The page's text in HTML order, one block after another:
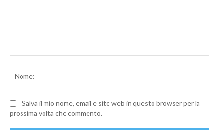
Salva il mio nome, email e sito web in questo browser per la
prossima volta che commento.